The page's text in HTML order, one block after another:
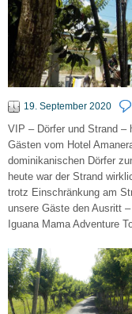
19. September 2020
VIP – Dörfer und Strand –
Gästen vom Hotel
dominikanischen Dörfer
heute war der Strand
trotz Einschränkung am
unsere Gäste den Ausritt
Iguana Mama Adventure